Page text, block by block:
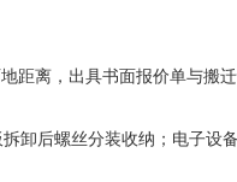
距离，出具书面报价单与搬迁
卸后螺丝分装收纳；电子设